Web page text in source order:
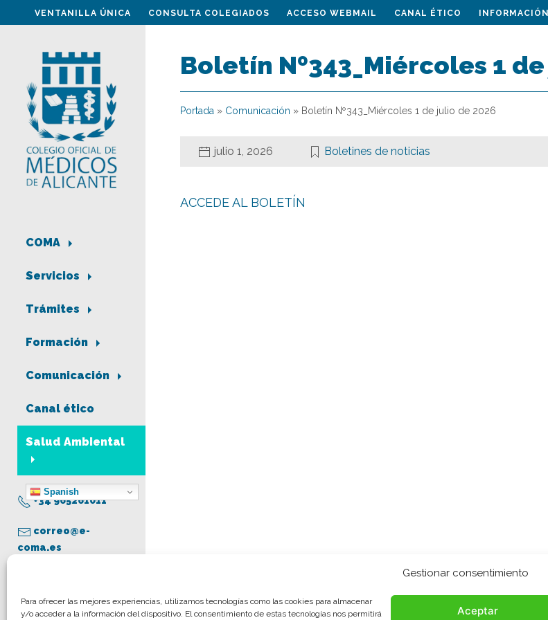
Gestionar consentimiento
Para ofrecer las mejores experiencias, utilizamos tecnologías como las cookies para almacenar
y/o acceder a la información del dispositivo. El consentimiento de estas tecnologías nos permitirá
Aceptar
VENTANILLA ÚNICA CONSULTA COLEGIADOS ACCESO WEBMAIL CANAL ÉTICO
COMA
Servicios
Trámites
Formación
Comunicación
Canal ético
Salud Ambiental
Spanish
+34 965261011
correo@e-
coma.es
Aviso legal
Boletín Nº343_Miércoles 1
Portada » Comunicación » Boletín Nº343_Miércoles 1 de julio de 2026
julio 1, 2026 Boletines de noticias
ACCEDE AL BOLETÍN